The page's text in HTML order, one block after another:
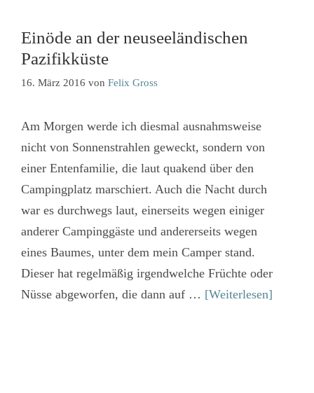
Einöde an der neuseeländischen
Pazifikküste
16. März 2016 von Felix Gross
Am Morgen werde ich diesmal ausnahmsweise
nicht von Sonnenstrahlen geweckt, sondern von
einer Entenfamilie, die laut quakend über den
Campingplatz marschiert. Auch die Nacht durch
war es durchwegs laut, einerseits wegen einiger
anderer Campinggäste und andererseits wegen
eines Baumes, unter dem mein Camper stand.
Dieser hat regelmäßig irgendwelche Früchte oder
Nüsse abgeworfen, die dann auf … [Weiterlesen]